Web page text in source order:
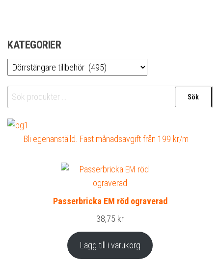
KATEGORIER
Sök
efter:
Sök
Bli egenanställd. Fast månadsavgift från 199 kr/m
Passerbricka EM röd ograverad
38,75 kr
Lägg till i varukorg